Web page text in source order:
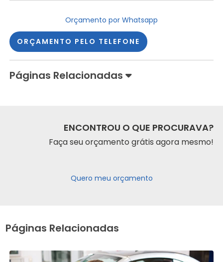
Orçamento por Whatsapp
ORÇAMENTO PELO TELEFONE
Páginas Relacionadas
ENCONTROU O QUE PROCURAVA?
Faça seu orçamento grátis agora mesmo!
Quero meu orçamento
Páginas Relacionadas